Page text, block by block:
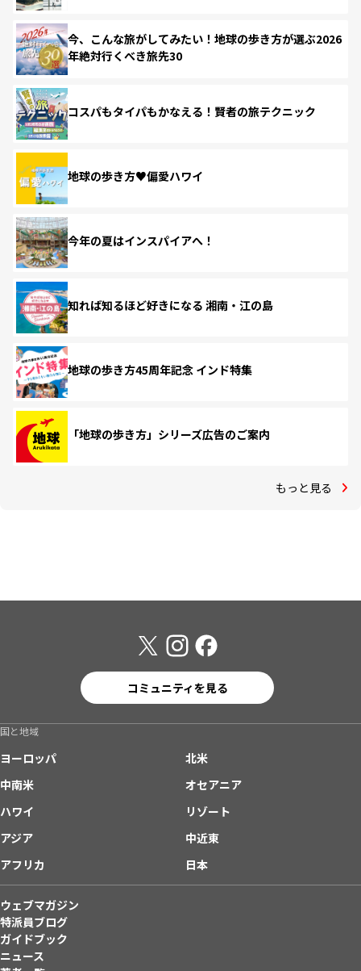
今、こんな旅がしてみたい！地球の歩き方が選ぶ2026
年絶対行くべき旅先30
コスパもタイパもかなえる！賢者の旅テクニック
地球の歩き方♥偏愛ハワイ
今年の夏はインスパイアへ！
知れば知るほど好きになる 湘南・江の島
地球の歩き方45周年記念 インド特集
「地球の歩き方」シリーズ広告のご案内
もっと見る
コミュニティを見る
国と地域
ヨーロッパ
北米
中南米
オセアニア
ハワイ
リゾート
アジア
中近東
アフリカ
日本
ウェブマガジン
特派員ブログ
ガイドブック
ニュース